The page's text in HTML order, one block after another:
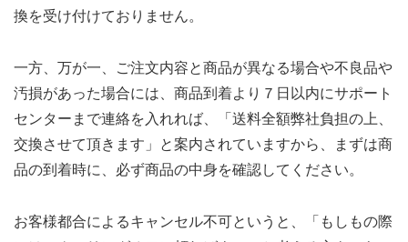
換を受け付けておりません。
一方、万が一、ご注文内容と商品が異なる場合や不良品や
汚損があった場合には、商品到着より７日以内にサポート
センターまで連絡を入れれば、「送料全額弊社負担の上、
交換させて頂きます」と案内されていますから、まずは商
品の到着時に、必ず商品の中身を確認してください。
お客様都合によるキャンセル不可というと、「もしもの際